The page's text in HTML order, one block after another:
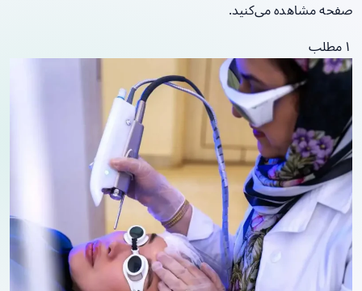
صفحه مشاهده می‌کنید.
۱ مطلب